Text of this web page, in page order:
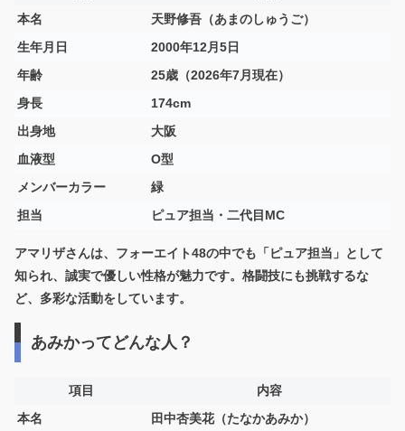
本名
天野修吾（あまのしゅうご）
生年月日
2000年12月5日
年齢
25歳（2026年7月現在）
身長
174cm
出身地
大阪
血液型
O型
メンバーカラー
緑
担当
ピュア担当・二代目MC
アマリザさんは、フォーエイト48の中でも「ピュア担当」として
知られ、誠実で優しい性格が魅力です。格闘技にも挑戦するな
ど、多彩な活動をしています。
あみかってどんな人？
項目
内容
本名
田中杏美花（たなかあみか）